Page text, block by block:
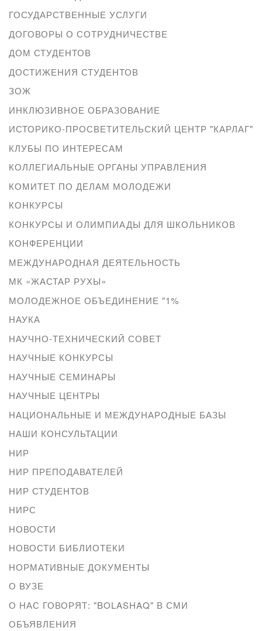
ГОСУДАРСТВЕННЫЕ УСЛУГИ
ДОГОВОРЫ О СОТРУДНИЧЕСТВЕ
ДОМ СТУДЕНТОВ
ДОСТИЖЕНИЯ СТУДЕНТОВ
ЗОЖ
ИНКЛЮЗИВНОЕ ОБРАЗОВАНИЕ
ИСТОРИКО-ПРОСВЕТИТЕЛЬСКИЙ ЦЕНТР "КАРЛАГ"
КЛУБЫ ПО ИНТЕРЕСАМ
КОЛЛЕГИАЛЬНЫЕ ОРГАНЫ УПРАВЛЕНИЯ
КОМИТЕТ ПО ДЕЛАМ МОЛОДЕЖИ
КОНКУРСЫ
КОНКУРСЫ И ОЛИМПИАДЫ ДЛЯ ШКОЛЬНИКОВ
КОНФЕРЕНЦИИ
МЕЖДУНАРОДНАЯ ДЕЯТЕЛЬНОСТЬ
МК «ЖАСТАР РУХЫ»
МОЛОДЕЖНОЕ ОБЪЕДИНЕНИЕ "1%
НАУКА
НАУЧНО-ТЕХНИЧЕСКИЙ СОВЕТ
НАУЧНЫЕ КОНКУРСЫ
НАУЧНЫЕ СЕМИНАРЫ
НАУЧНЫЕ ЦЕНТРЫ
НАЦИОНАЛЬНЫЕ И МЕЖДУНАРОДНЫЕ БАЗЫ
НАШИ КОНСУЛЬТАЦИИ
НИР
НИР ПРЕПОДАВАТЕЛЕЙ
НИР СТУДЕНТОВ
НИРС
НОВОСТИ
НОВОСТИ БИБЛИОТЕКИ
НОРМАТИВНЫЕ ДОКУМЕНТЫ
О ВУЗЕ
О НАС ГОВОРЯТ: "BOLASHAQ" В СМИ
ОБЪЯВЛЕНИЯ